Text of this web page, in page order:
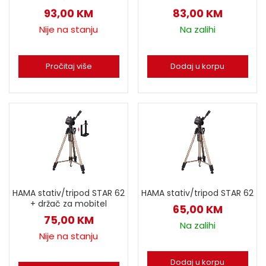
93,00 KM
Nije na stanju
Pročitaj više
83,00 KM
Na zalihi
Dodaj u korpu
HAMA stativ/tripod STAR 62
+ držač za mobitel
75,00 KM
Nije na stanju
HAMA stativ/tripod STAR 62
65,00 KM
Na zalihi
Dodaj u korpu